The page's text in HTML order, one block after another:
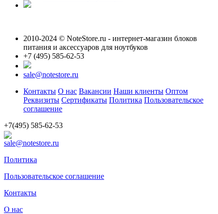
2010-2024 © NoteStore.ru - интернет-магазин блоков
питания и аксессуаров для ноутбуков
+7 (495) 585-62-53
sale@notestore.ru
Контакты О нас Вакансии Наши клиенты Оптом
Реквизиты Сертификаты Политика Пользовательское
соглашение
+7(495) 585-62-53
sale@notestore.ru
Политика
Пользовательское соглашение
Контакты
О нас